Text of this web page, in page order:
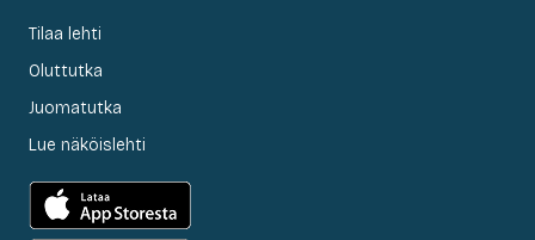
Tilaa lehti
Oluttutka
Juomatutka
Lue näköislehti